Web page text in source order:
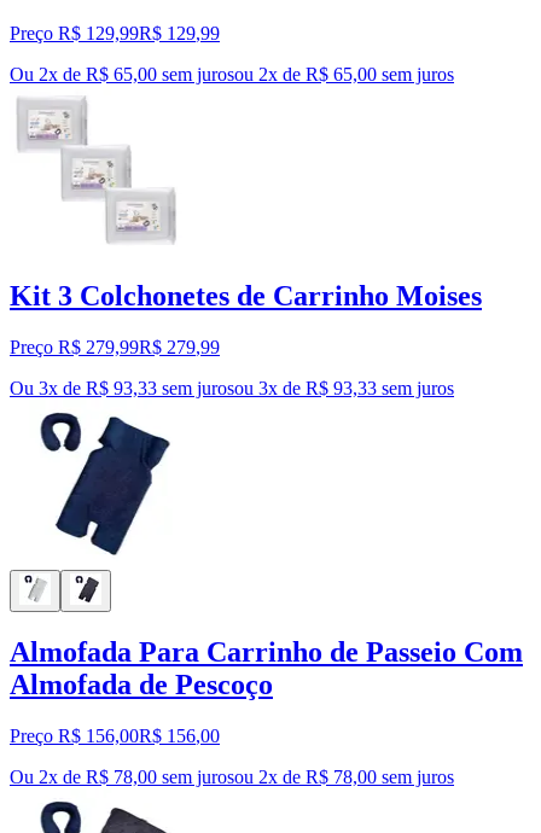
Preço R$ 129,99R$ 129,99
Ou 2x de R$ 65,00 sem jurosou 2x de R$ 65,00 sem juros
Kit 3 Colchonetes de Carrinho Moises
Preço R$ 279,99R$ 279,99
Ou 3x de R$ 93,33 sem jurosou 3x de R$ 93,33 sem juros
Almofada Para Carrinho de Passeio Com
Almofada de Pescoço
Preço R$ 156,00R$ 156,00
Ou 2x de R$ 78,00 sem jurosou 2x de R$ 78,00 sem juros